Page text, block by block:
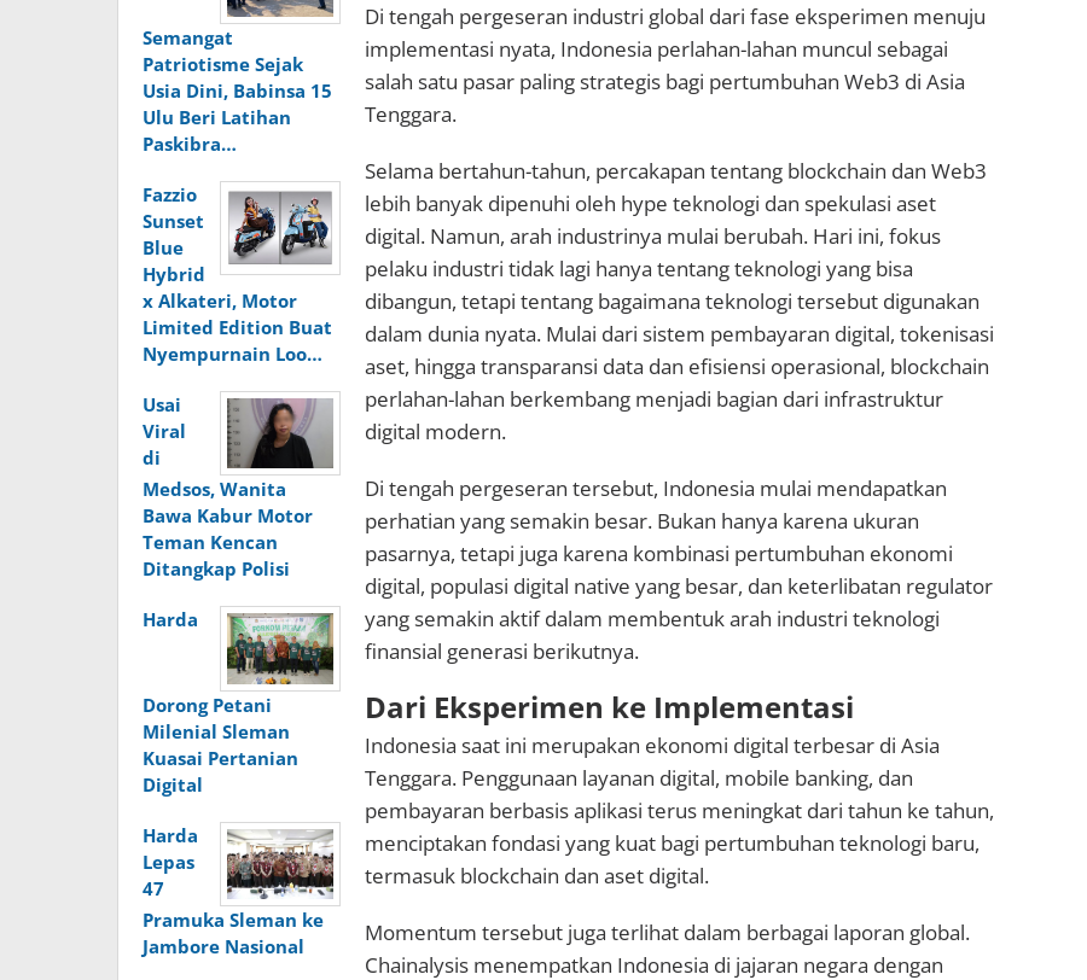
Semangat
Patriotisme Sejak
Usia Dini, Babinsa 15
Ulu Beri Latihan
Paskibra…
Fazzio
Sunset
Blue
Hybrid
x Alkateri, Motor
Limited Edition Buat
Nyempurnain Loo…
Usai
Viral
di
Medsos, Wanita
Bawa Kabur Motor
Teman Kencan
Ditangkap Polisi
Harda
Dorong Petani
Milenial Sleman
Kuasai Pertanian
Digital
Harda
Lepas
47
Pramuka Sleman ke
Jambore Nasional
Di tengah pergeseran industri global dari fase eksperimen menuju
implementasi nyata, Indonesia perlahan-lahan muncul sebagai
salah satu pasar paling strategis bagi pertumbuhan Web3 di Asia
Tenggara.
Selama bertahun-tahun, percakapan tentang blockchain dan Web3
lebih banyak dipenuhi oleh hype teknologi dan spekulasi aset
digital. Namun, arah industrinya mulai berubah. Hari ini, fokus
pelaku industri tidak lagi hanya tentang teknologi yang bisa
dibangun, tetapi tentang bagaimana teknologi tersebut digunakan
dalam dunia nyata. Mulai dari sistem pembayaran digital, tokenisasi
aset, hingga transparansi data dan efisiensi operasional, blockchain
perlahan-lahan berkembang menjadi bagian dari infrastruktur
digital modern.
Di tengah pergeseran tersebut, Indonesia mulai mendapatkan
perhatian yang semakin besar. Bukan hanya karena ukuran
pasarnya, tetapi juga karena kombinasi pertumbuhan ekonomi
digital, populasi digital native yang besar, dan keterlibatan regulator
yang semakin aktif dalam membentuk arah industri teknologi
finansial generasi berikutnya.
Dari Eksperimen ke Implementasi
Indonesia saat ini merupakan ekonomi digital terbesar di Asia
Tenggara. Penggunaan layanan digital, mobile banking, dan
pembayaran berbasis aplikasi terus meningkat dari tahun ke tahun,
menciptakan fondasi yang kuat bagi pertumbuhan teknologi baru,
termasuk blockchain dan aset digital.
Momentum tersebut juga terlihat dalam berbagai laporan global.
Chainalysis menempatkan Indonesia di jajaran negara dengan